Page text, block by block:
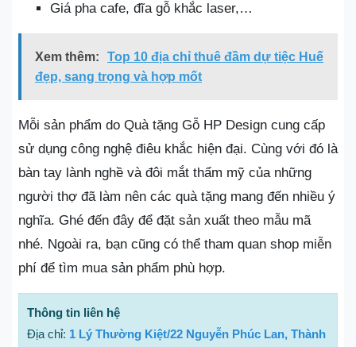
Giá pha cafe, đĩa gỗ khắc laser,…
Xem thêm:
Top 10 địa chỉ thuê đầm dự tiệc Huế
đẹp, sang trọng và hợp mốt
Mỗi sản phẩm do Quà tặng Gỗ HP Design cung cấp
sử dụng công nghệ điêu khắc hiện đại. Cùng với đó là
bàn tay lành nghề và đôi mắt thẩm mỹ của những
người thợ đã làm nên các quà tặng mang đến nhiều ý
nghĩa. Ghé đến đây để đặt sản xuất theo mẫu mã
nhé. Ngoài ra, bạn cũng có thể tham quan shop miễn
phí để tìm mua sản phẩm phù hợp.
Thông tin liên hệ
Địa chỉ: 1 Lý Thường Kiệt/22 Nguyễn Phúc Lan, Thành